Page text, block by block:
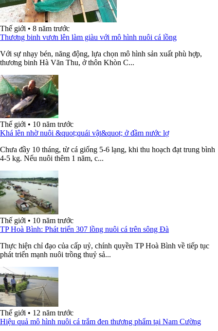
Thế giới • 8 năm trước
Thương binh vươn lên làm giàu với mô hình nuôi cá lồng
Với sự nhạy bén, năng động, lựa chọn mô hình sản xuất phù hợp,
thương binh Hà Văn Thu, ở thôn Khòn C...
Thế giới • 10 năm trước
Khá lên nhờ nuôi &quot;quái vật&quot; ở đầm nước lợ
Chưa đầy 10 tháng, từ cá giống 5-6 lạng, khi thu hoạch đạt trung bình
4-5 kg. Nếu nuôi thêm 1 năm, c...
Thế giới • 10 năm trước
TP Hoà Bình: Phát triển 307 lồng nuôi cá trên sông Đà
Thực hiện chỉ đạo của cấp uỷ, chính quyền TP Hoà Bình về tiếp tục
phát triển mạnh nuôi trồng thuỷ sả...
Thế giới • 12 năm trước
Hiệu quả mô hình nuôi cá trắm đen thương phẩm tại Nam Cường